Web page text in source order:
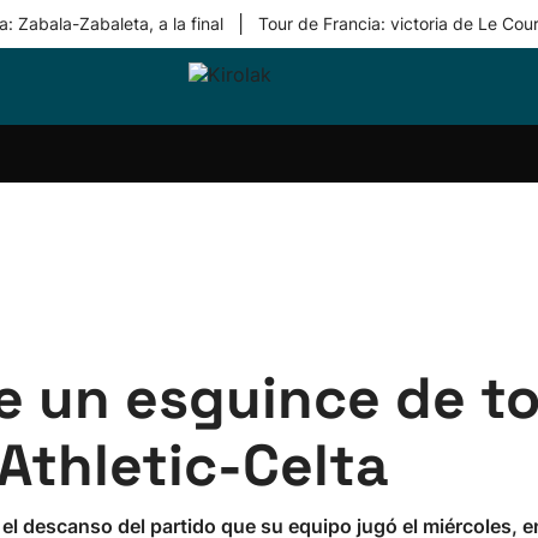
Zabala-Zabaleta, a la final Tour de Francia: victoria de Le
Equipos
un esguince de
Celta
descanso del partido que su equipo jugó el miércoles,